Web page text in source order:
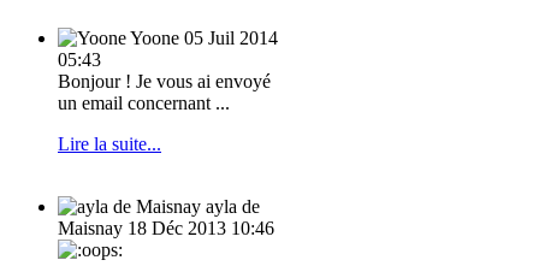
Yoone 05 Juil 2014
05:43
Bonjour ! Je vous ai envoyé
un email concernant ...
Lire la suite...
ayla de
Maisnay 18 Déc 2013 10:46